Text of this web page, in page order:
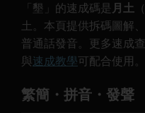
「墾」的速成碼是 月土
土。本頁提供拆碼圖解
普通話發音。更多速成查
與速成教學可配合使用。
繁簡・拼音・發聲